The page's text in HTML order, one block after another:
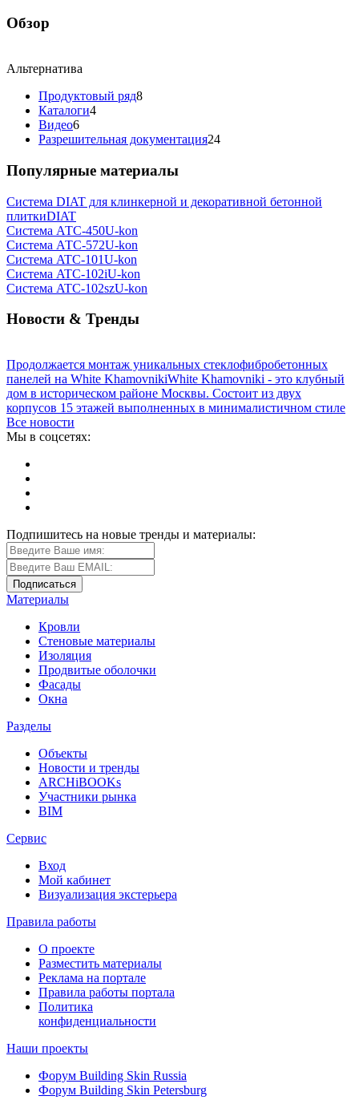
Обзор
Альтернатива
Продуктовый ряд8
Каталоги4
Видео6
Разрешительная документация24
Популярные материалы
Система DIAT для клинкерной и декоративной бетонной
плиткиDIAT
Система АТС-450U-kon
Система АТС-572U-kon
Система ATС-101U-kon
Система ATС-102iU-kon
Система ATС-102szU-kon
Новости & Тренды
Продолжается монтаж уникальных стеклофибробетонных
панелей на White KhamovnikiWhite Khamovniki - это клубный
дом в историческом районе Москвы. Состоит из двух
корпусов 15 этажей выполненных в минималистичном стиле
Все новости
Мы в соцсетях:
Подпишитесь на новые тренды и материалы:
Материалы
Кровли
Стеновые материалы
Изоляция
Продвитые оболочки
Фасады
Окна
Разделы
Объекты
Новости и тренды
ARCHiBOOKs
Участники рынка
BIM
Сервис
Вход
Мой кабинет
Визуализация экстерьера
Правила работы
О проекте
Разместить материалы
Реклама на портале
Правила работы портала
Политика
конфиденциальности
Наши проекты
Форум Building Skin Russia
Форум Building Skin Petersburg